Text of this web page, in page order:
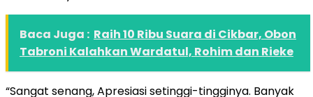
Baca Juga : Raih 10 Ribu Suara di Cikbar, Obon
Tabroni Kalahkan Wardatul, Rohim dan Rieke
“Sangat senang, Apresiasi setinggi-tingginya. Banyak